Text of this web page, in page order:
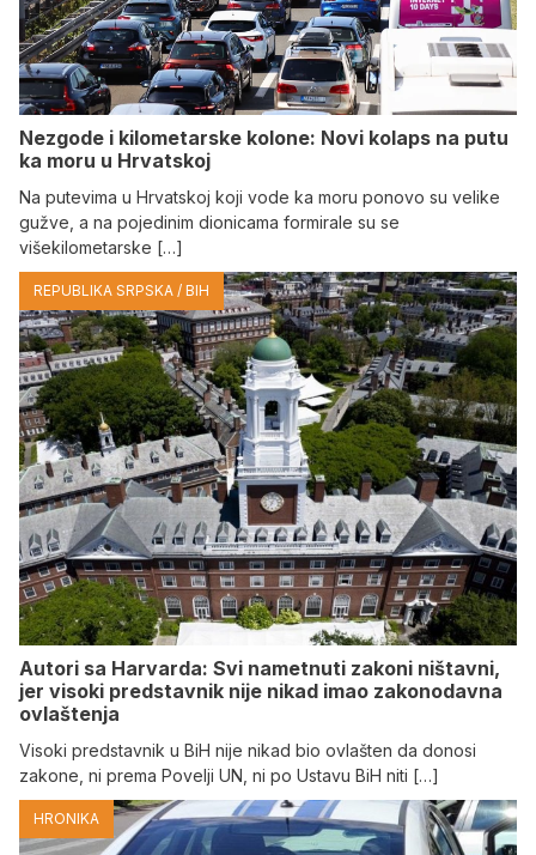
Nezgode i kilometarske kolone: Novi kolaps na putu
ka moru u Hrvatskoj
Na putevima u Hrvatskoj koji vode ka moru ponovo su velike
gužve, a na pojedinim dionicama formirale su se
višekilometarske […]
REPUBLIKA SRPSKA / BIH
Autori sa Harvarda: Svi nametnuti zakoni ništavni,
jer visoki predstavnik nije nikad imao zakonodavna
ovlaštenja
Visoki predstavnik u BiH nije nikad bio ovlašten da donosi
zakone, ni prema Povelji UN, ni po Ustavu BiH niti […]
HRONIKA